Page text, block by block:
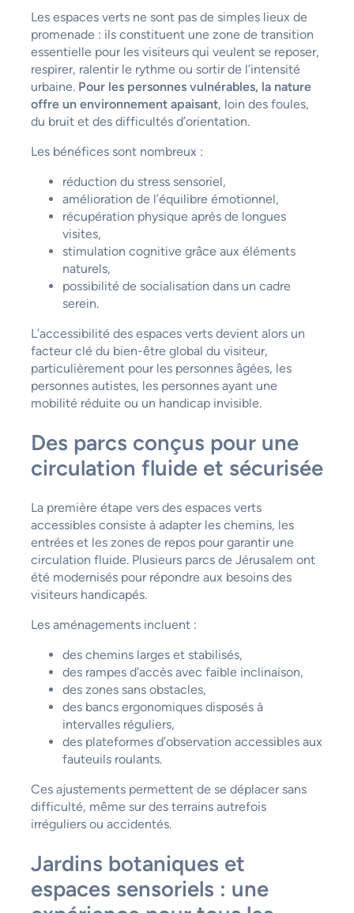
Les espaces verts ne sont pas de simples lieux de
promenade : ils constituent une zone de transition
essentielle pour les visiteurs qui veulent se reposer,
respirer, ralentir le rythme ou sortir de l’intensité
urbaine. Pour les personnes vulnérables, la nature
offre un environnement apaisant, loin des foules,
du bruit et des difficultés d’orientation.
Les bénéfices sont nombreux :
réduction du stress sensoriel,
amélioration de l’équilibre émotionnel,
récupération physique après de longues
visites,
stimulation cognitive grâce aux éléments
naturels,
possibilité de socialisation dans un cadre
serein.
L’accessibilité des espaces verts devient alors un
facteur clé du bien-être global du visiteur,
particulièrement pour les personnes âgées, les
personnes autistes, les personnes ayant une
mobilité réduite ou un handicap invisible.
Des parcs conçus pour une
circulation fluide et sécurisée
La première étape vers des espaces verts
accessibles consiste à adapter les chemins, les
entrées et les zones de repos pour garantir une
circulation fluide. Plusieurs parcs de Jérusalem ont
été modernisés pour répondre aux besoins des
visiteurs handicapés.
Les aménagements incluent :
des chemins larges et stabilisés,
des rampes d’accès avec faible inclinaison,
des zones sans obstacles,
des bancs ergonomiques disposés à
intervalles réguliers,
des plateformes d’observation accessibles aux
fauteuils roulants.
Ces ajustements permettent de se déplacer sans
difficulté, même sur des terrains autrefois
irréguliers ou accidentés.
Jardins botaniques et
espaces sensoriels : une